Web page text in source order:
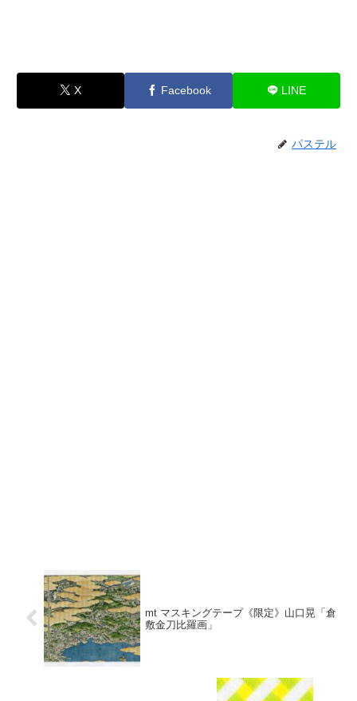
X Facebook LINE
パステル
mt マスキングテープ《限定》山口晃「倉
敷金刀比羅画」